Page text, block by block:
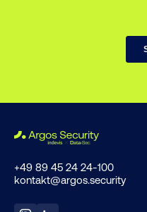
+49 89 45 24 24-100
kontakt@argos.security